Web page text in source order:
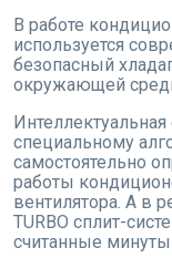
В работе
используется
безопасный
окружающей
специальному
самостоятельно
работы
вентилятора. А в
TURBO сплит-
считанные